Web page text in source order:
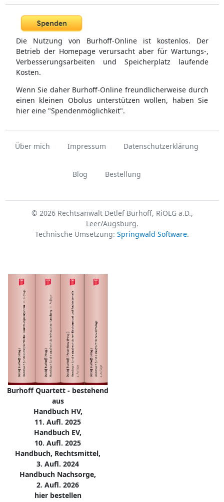
Die Nutzung von Burhoff-Online ist kostenlos. Der
Betrieb der Homepage verursacht aber für Wartungs-,
Verbesserungsarbeiten und Speicherplatz laufende
Kosten.
Wenn Sie daher Burhoff-Online freundlicherweise durch
einen kleinen Obolus unterstützen wollen, haben Sie
hier eine "Spendenmöglichkeit".
Über mich Impressum Datenschutzerklärung
Blog Bestellung
© 2026 Rechtsanwalt Detlef Burhoff, RiOLG a.D.,
Leer/Augsburg.
Technische Umsetzung: Springwald Software.
Burhoff Quartett - bestehend
aus
Handbuch HV,
11. Aufl. 2025
Handbuch EV,
10. Aufl. 2025
Handbuch, Rechtsmittel,
3. Aufl. 2024
Handbuch Nachsorge,
2. Aufl. 2026
hier bestellen